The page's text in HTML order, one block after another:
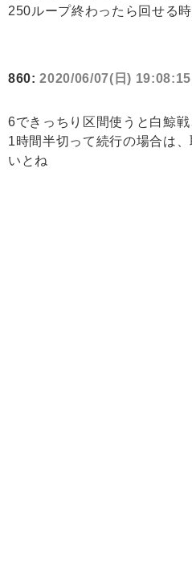
250ループ終わったら回せる
860:2020/06/07(日)
6できっちり区間使うと白鯨
1時間半切って続行の場合は
いとね